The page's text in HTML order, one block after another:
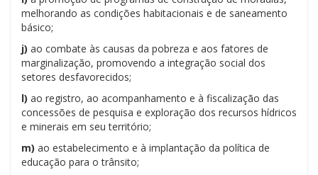
melhorando as condições habitacionais e de saneamento
básico;
j) ao combate às causas da pobreza e aos fatores de
marginalização, promovendo a integração social dos
setores desfavorecidos;
l) ao registro, ao acompanhamento e à fiscalização das
concessões de pesquisa e exploração dos recursos hídricos
e minerais em seu território;
m) ao estabelecimento e à implantação da política de
educação para o trânsito;